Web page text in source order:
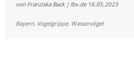
in
Brutvogelkolonien
von Franziska Back | lbv.de 16.05.2023
Bayern, Vogelgrippe, Wasservögel